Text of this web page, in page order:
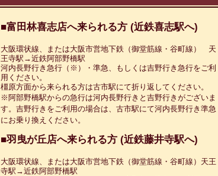
■富田林喜志店へ来られる方 (近鉄喜志駅へ)
大阪環状線、または大阪市営地下鉄（御堂筋線・谷町線） 天
王寺駅→近鉄阿部野橋駅
河内長野行き急行（※）・準急、もしくは吉野行き急行をご利
用ください。
橿原方面から来られる方は古市駅にて折り返してください。
※阿部野橋駅からの急行は河内長野行きと吉野行きがございま
す。吉野行きをご利用の場合は、古市駅にて河内長野行き準急
にお乗り換えください。
■羽曳が丘店へ来られる方 (近鉄藤井寺駅へ)
大阪環状線、または大阪市営地下鉄（御堂筋線・谷町線）天王
寺駅→近鉄阿部野橋駅